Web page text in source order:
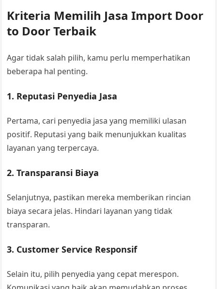
Kriteria Memilih Jasa Import Door
to Door Terbaik
Agar tidak salah pilih, kamu perlu memperhatikan
beberapa hal penting.
1. Reputasi Penyedia Jasa
Pertama, cari penyedia jasa yang memiliki ulasan
positif. Reputasi yang baik menunjukkan kualitas
layanan yang terpercaya.
2. Transparansi Biaya
Selanjutnya, pastikan mereka memberikan rincian
biaya secara jelas. Hindari layanan yang tidak
transparan.
3. Customer Service Responsif
Selain itu, pilih penyedia yang cepat merespon.